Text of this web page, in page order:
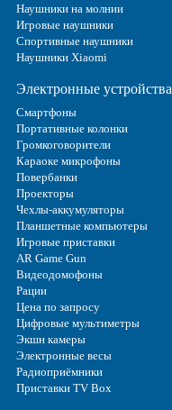
Наушники на молнии
Игровые наушники
Спортивные наушники
Наушники Xiaomi
Электронные устройства
Смартфоны
Портативные колонки
Громкоговорители
Караоке микрофоны
Повербанки
Проекторы
Чехлы-аккумуляторы
Планшетные компьютеры
Игровые приставки
AR Game Gun
Видеодомофоны
Рации
Цена по запросу
Цифровые мультиметры
Экшн камеры
Электронные весы
Радиоприёмники
Приставки TV Box